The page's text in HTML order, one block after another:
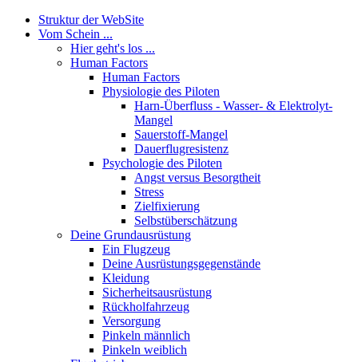
Struktur der WebSite
Vom Schein ...
Hier geht's los ...
Human Factors
Human Factors
Physiologie des Piloten
Harn-Überfluss - Wasser- & Elektrolyt-
Mangel
Sauerstoff-Mangel
Dauerflugresistenz
Psychologie des Piloten
Angst versus Besorgtheit
Stress
Zielfixierung
Selbstüberschätzung
Deine Grundausrüstung
Ein Flugzeug
Deine Ausrüstungsgegenstände
Kleidung
Sicherheitsausrüstung
Rückholfahrzeug
Versorgung
Pinkeln männlich
Pinkeln weiblich